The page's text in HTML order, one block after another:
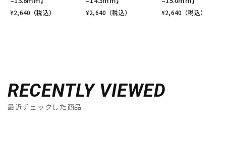
¥2,640 （税込） ¥2,640 （税込） ¥2,640 （税込）
RECENTLY VIEWED
最近チェックした商品